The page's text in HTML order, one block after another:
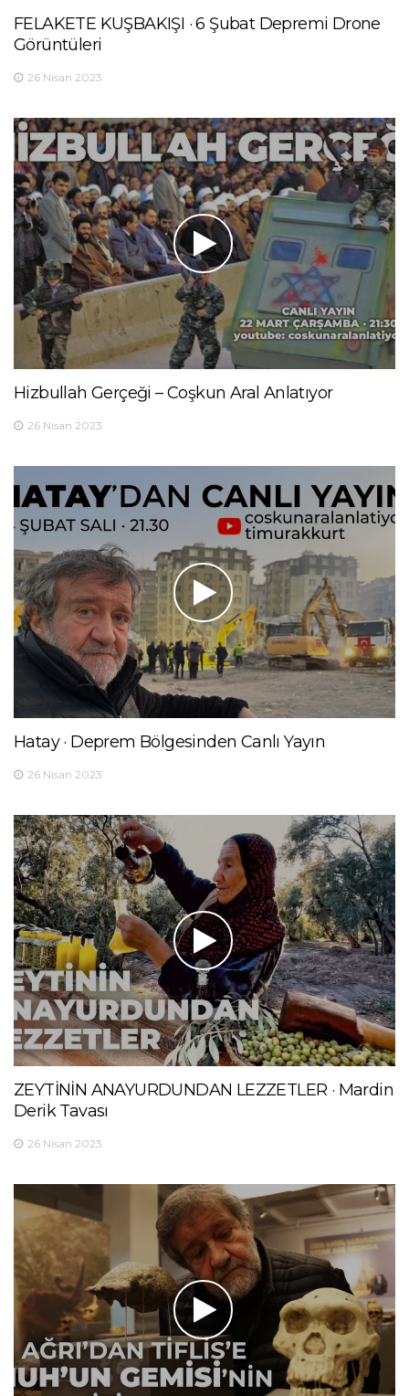
FELAKETE KUŞBAKIŞI · 6 Şubat Depremi Drone
Görüntüleri
26 Nisan 2023
Hizbullah Gerçeği – Coşkun Aral Anlatıyor
26 Nisan 2023
Hatay · Deprem Bölgesinden Canlı Yayın
26 Nisan 2023
ZEYTİNİN ANAYURDUNDAN LEZZETLER · Mardin
Derik Tavası
26 Nisan 2023